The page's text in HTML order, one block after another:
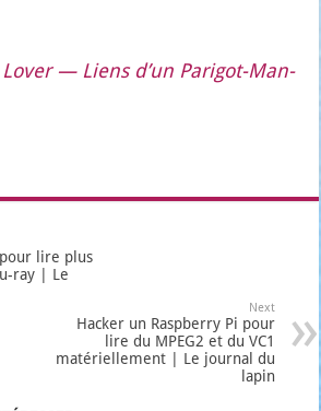
Lover — Liens d’un Pari­got-Man­
lire plus
ray | Le
Next
Hacker un Raspberry Pi pour
lire du MPEG2 et du VC1
matériellement | Le journal du
lapin